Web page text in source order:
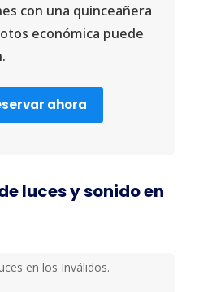
con una quinceañera
económica puede
ahora
luces y sonido en